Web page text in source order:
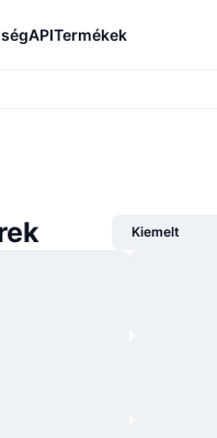
APITermékek
Kiemelt